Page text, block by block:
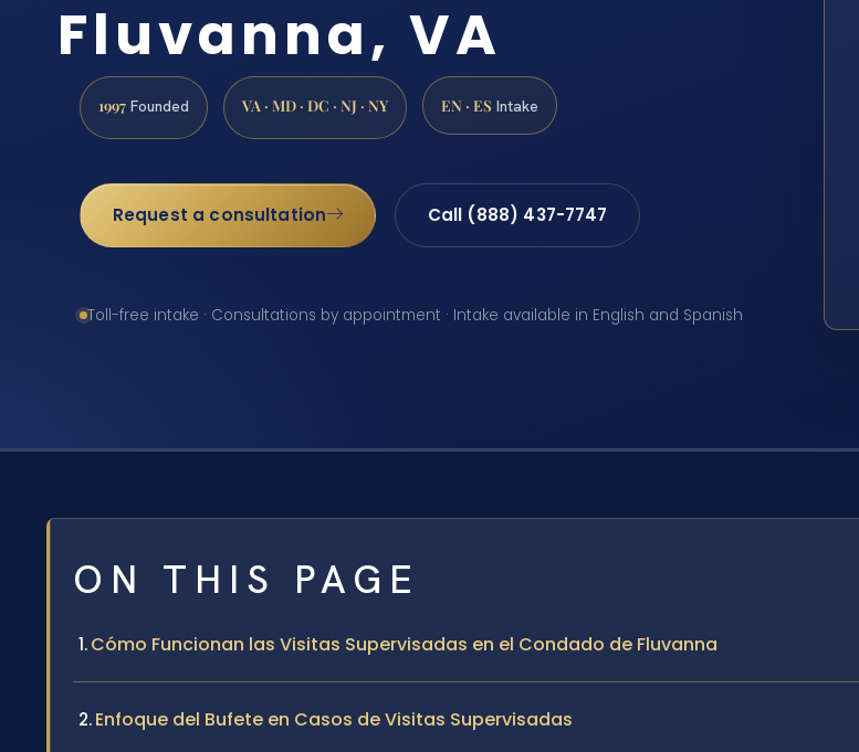
Fluvanna, VA
1997 Founded VA · MD · DC · NJ · NY EN · ES Intake
Request a consultation Call (888) 437-7747
Toll-free intake · Consultations by appointment · Intake available in English and Spanish
ON THIS PAGE
Cómo Funcionan las Visitas Supervisadas en el Condado de Fluvanna
Enfoque del Bufete en Casos de Visitas Supervisadas